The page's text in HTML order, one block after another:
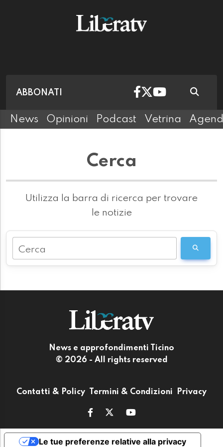
ABBONATI
News Opinioni Podcast Vetrina
Cerca
Utilizza la barra di ricerca per trovare
le notizie
Cerca
News e approfondimenti Ticino
© 2026 - All rights reserved
Contatti & Policy Termini & Condizioni Privacy
Le tue preferenze relative alla privacy